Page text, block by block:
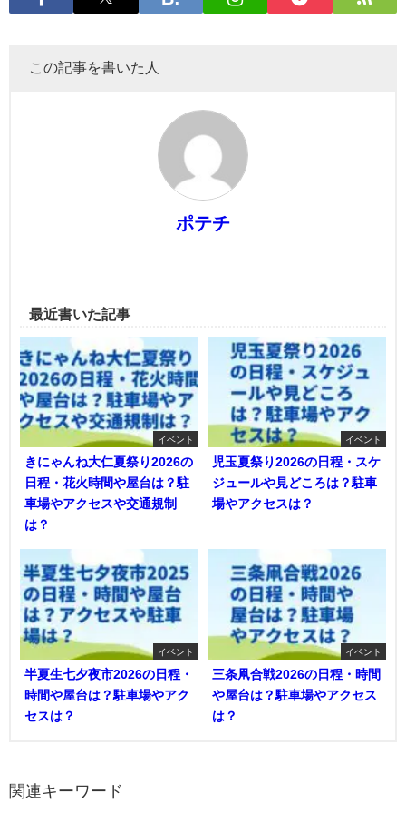
この記事を書いた人
ポテチ
最近書いた記事
イベント
きにゃんね大仁夏祭り2026の
日程・花火時間や屋台は？駐
車場やアクセスや交通規制
は？
イベント
児玉夏祭り2026の日程・スケ
ジュールや見どころは？駐車
場やアクセスは？
イベント
半夏生七夕夜市2026の日程・
時間や屋台は？駐車場やアク
セスは？
イベント
三条凧合戦2026の日程・時間
や屋台は？駐車場やアクセス
は？
関連キーワード